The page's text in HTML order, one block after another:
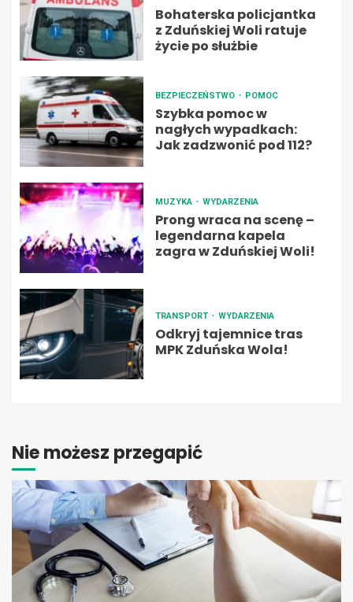
Bohaterska policjantka
z Zduńskiej Woli ratuje
życie po służbie
BEZPIECZEŃSTWO POMOC
Szybka pomoc w
nagłych wypadkach:
Jak zadzwonić pod 112?
MUZYKA WYDARZENIA
Prong wraca na scenę –
legendarna kapela
zagra w Zduńskiej Woli!
TRANSPORT WYDARZENIA
Odkryj tajemnice tras
MPK Zduńska Wola!
Nie możesz przegapić